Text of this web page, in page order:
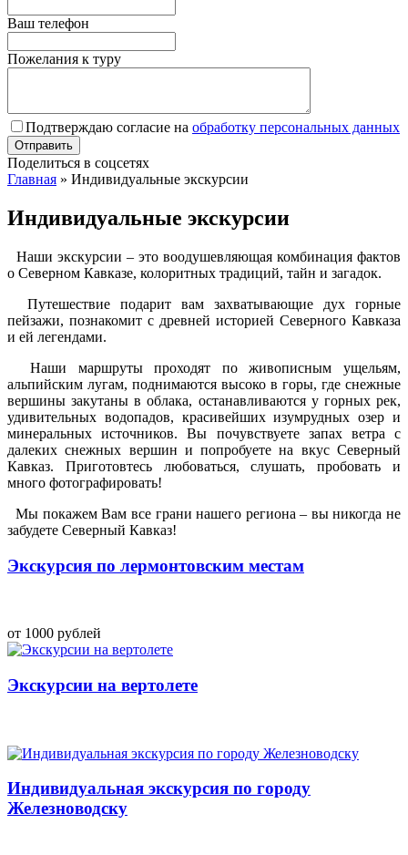
Ваш телефон
Пожелания к туру
Подтверждаю согласие на обработку персональных данных
Поделиться в соцсетях
Главная » Индивидуальные экскурсии
Индивидуальные экскурсии
Наши экскурсии – это воодушевляющая комбинация фактов
о Северном Кавказе, колоритных традиций, тайн и загадок.
Путешествие подарит вам захватывающие дух горные
пейзажи, познакомит с древней историей Северного Кавказа
и ей легендами.
Наши маршруты проходят по живописным ущельям,
альпийским лугам, поднимаются высоко в горы, где снежные
вершины закутаны в облака, останавливаются у горных рек,
удивительных водопадов, красивейших изумрудных озер и
минеральных источников. Вы почувствуете запах ветра с
далеких снежных вершин и попробуете на вкус Северный
Кавказ. Приготовтесь любоваться, слушать, пробовать и
много фотографировать!
Мы покажем Вам все грани нашего региона– вы никогда не
забудете Северный Кавказ!
Экскурсия по лермонтовским местам
от 1000 рублей
Экскурсии на вертолете
Индивидуальная экскурсия по городу
Железноводску